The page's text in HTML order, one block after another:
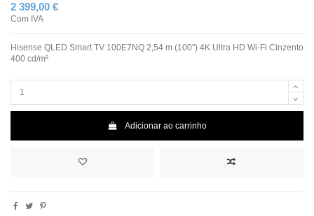
2 399,00 €
Com IVA
Hisense QLED Smart TV 100E7NQ 2,54 m (100") 4K Ultra HD Wi-Fi Cinzento
400 cd/m²
Adicionar ao carrinho